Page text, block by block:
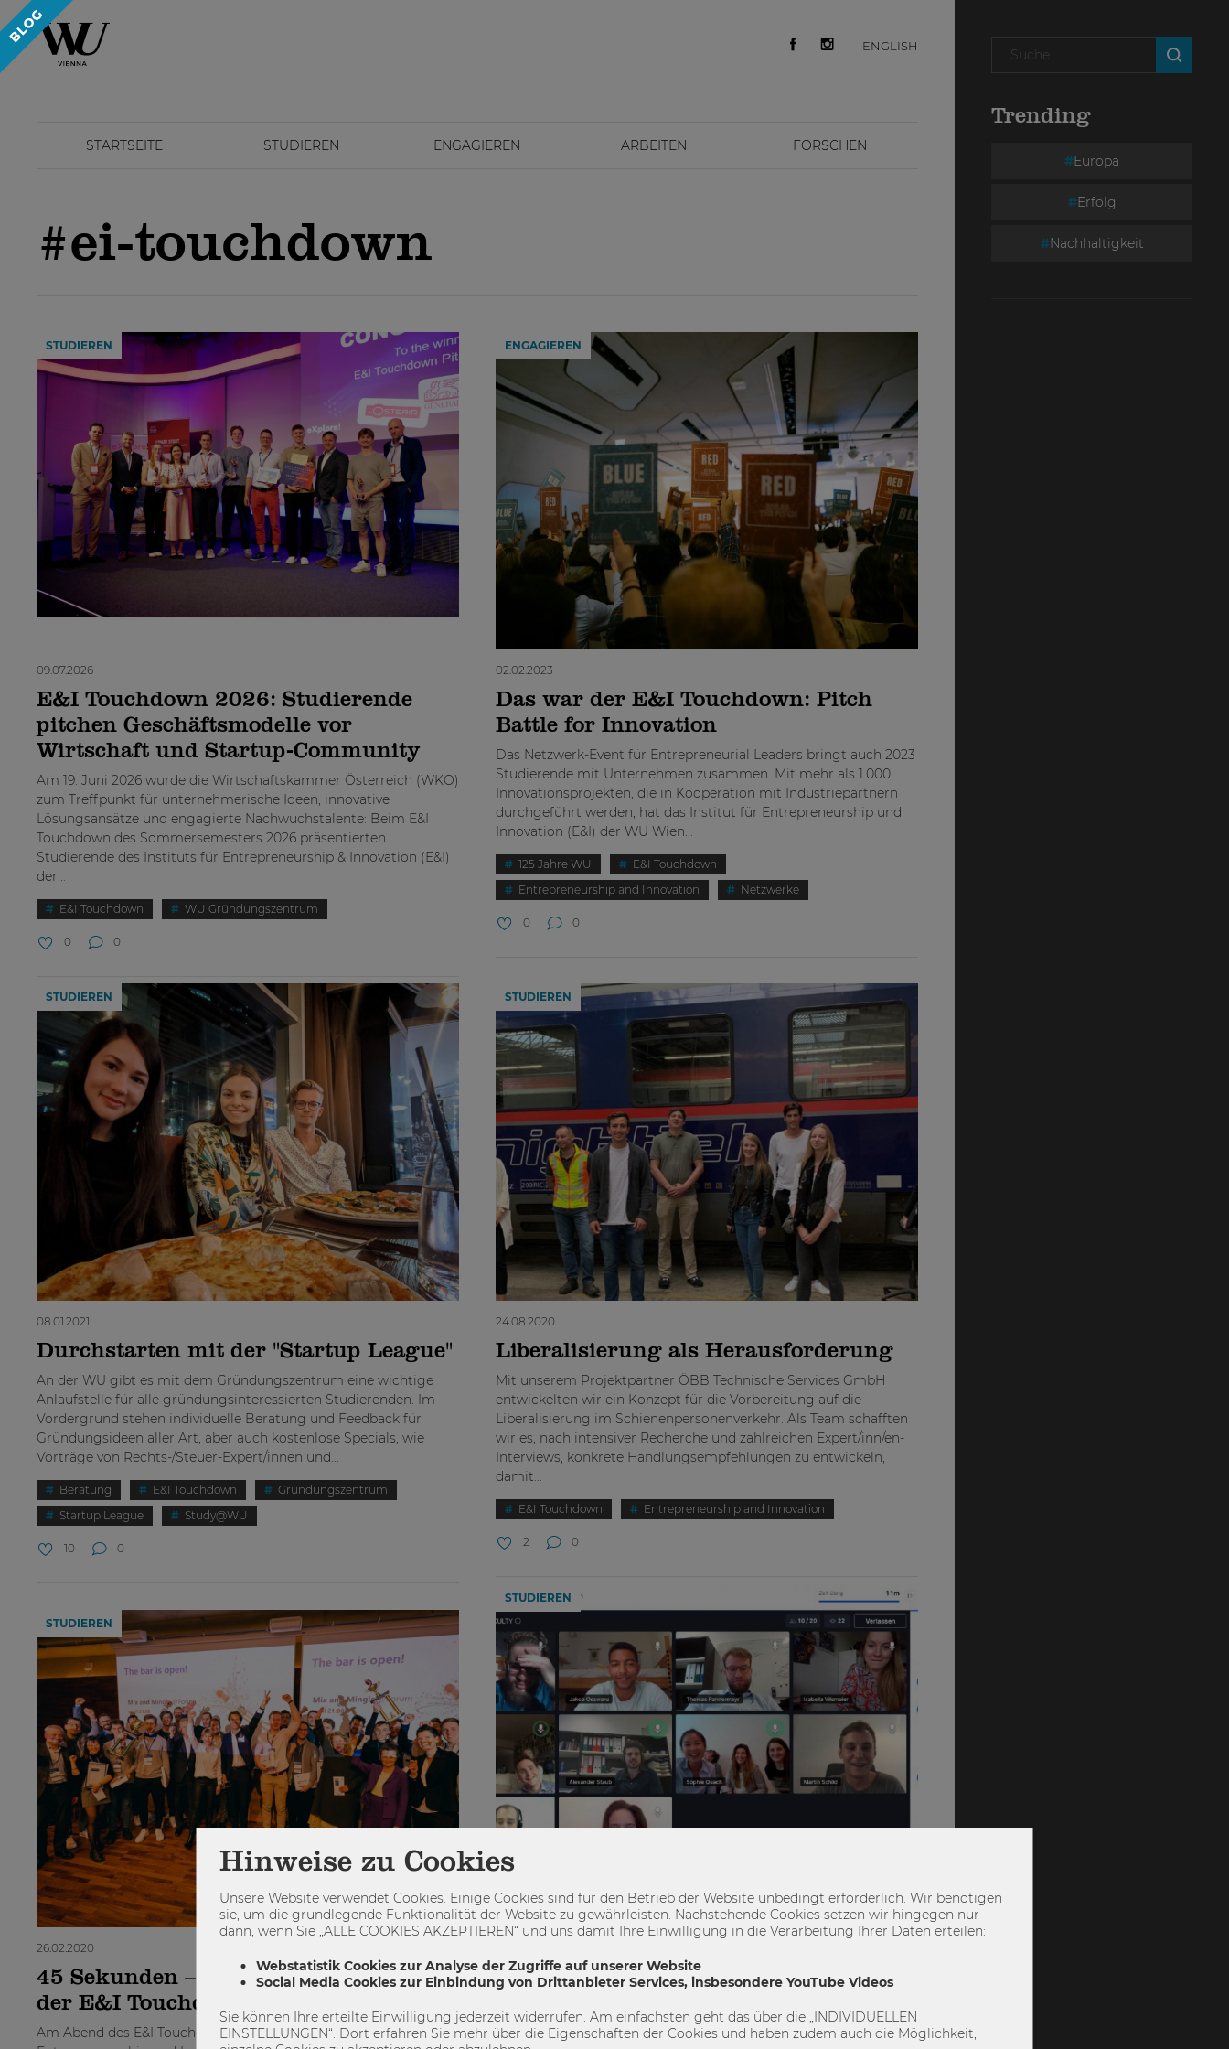
ENGLISH
STARTSEITE STUDIEREN ENGAGIEREN ARBEITEN FORSCHEN
Trending
Europa
Erfolg
Nachhaltigkeit
#ei-touchdown
STUDIEREN
09.07.2026
E&I Touchdown 2026: Studierende
pitchen Geschäftsmodelle vor
Wirtschaft und Startup-Community
Am 19. Juni 2026 wurde die Wirtschaftskammer Österreich (WKO)
zum Treffpunkt für unternehmerische Ideen, innovative
Lösungsansätze und engagierte Nachwuchstalente: Beim E&I
Touchdown des Sommersemesters 2026 präsentierten
Studierende des Instituts für Entrepreneurship & Innovation (E&I)
der...
E&I Touchdown WU Gründungszentrum
0 0
ENGAGIEREN
02.02.2023
Das war der E&I Touchdown: Pitch
Battle for Innovation
Das Netzwerk-Event für Entrepreneurial Leaders bringt auch 2023
Studierende mit Unternehmen zusammen. Mit mehr als 1.000
Innovationsprojekten, die in Kooperation mit Industriepartnern
durchgeführt werden, hat das Institut für Entrepreneurship und
Innovation (E&I) der WU Wien...
125 Jahre WU
E&I Touchdown
Entrepreneurship and Innovation
Netzwerke
0 0
STUDIEREN
08.01.2021
Durchstarten mit der "Startup League"
An der WU gibt es mit dem Gründungszentrum eine wichtige
Anlaufstelle für alle gründungsinteressierten Studierenden. Im
Vordergrund stehen individuelle Beratung und Feedback für
Gründungsideen aller Art, aber auch kostenlose Specials, wie
Vorträge von Rechts-/Steuer-Expert/innen und...
Beratung E&I Touchdown
Gründungszentrum
Startup League
Study@WU
10 0
STUDIEREN
24.08.2020
Liberalisierung als Herausforderung
Mit unserem Projektpartner ÖBB Technische Services GmbH
entwickelten wir ein Konzept für die Vorbereitung auf die
Liberalisierung im Schienenpersonenverkehr. Als Team schafften
wir es, nach intensiver Recherche und zahlreichen Expert/inn/en-
Interviews, konkrete Handlungsempfehlungen zu entwickeln,
damit...
E&I Touchdown Entrepreneurship and Innovation
2 0
STUDIEREN
23.06.2020
Unternehmerisches Denken als
Der jährlich statttfindende E&I Touchdown ist nicht nur eine
STUDIEREN
26.02.2020
45 Sekunden – 2 Millionen? Das war
der E&I Touchdown 2020
Am Abend des E&I Touchdowns drehte sich alles um
Hinweise zu Cookies
Unsere Website verwendet Cookies. Einige Cookies sind für den Betrieb der Website unbedingt erforderlich. Wir benötigen
sie, um die grundlegende Funktionalität der Website zu gewährleisten. Nachstehende Cookies setzen wir hingegen nur
dann, wenn Sie „ALLE COOKIES AKZEPTIEREN“ und uns damit Ihre Einwilligung in die Verarbeitung Ihrer Daten erteilen:
Webstatistik Cookies zur Analyse der Zugriffe auf unserer Website
Social Media Cookies zur Einbindung von Drittanbieter Services, insbesondere YouTube Videos
Sie können Ihre erteilte Einwilligung jederzeit widerrufen. Am einfachsten geht das über die „INDIVIDUELLEN
EINSTELLUNGEN“. Dort erfahren Sie mehr über die Eigenschaften der Cookies und haben zudem auch die Möglichkeit,